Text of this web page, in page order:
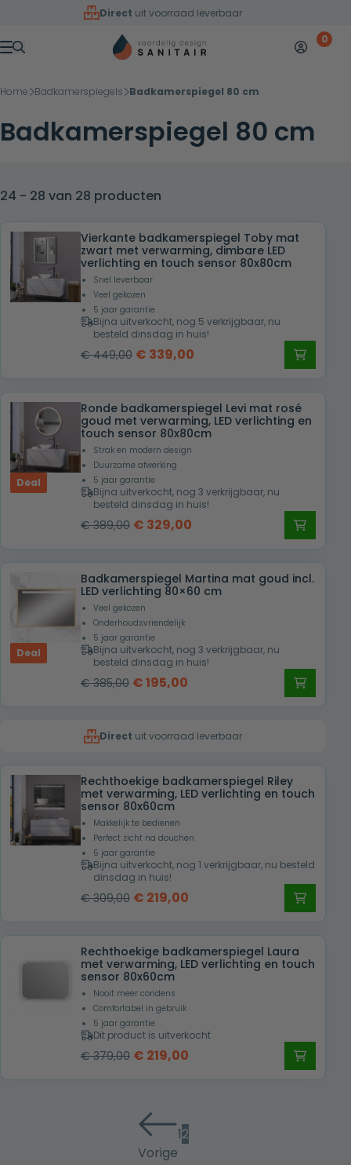
Overslaan naar inhoud
Direct uit voorraad leverbaar
Menu
Mijn 0
Home Badkamerspiegels Badkamerspiegel 80 cm
Badkamerspiegel 80 cm
24 - 28 van 28 producten
Vierkante badkamerspiegel Toby mat
zwart met verwarming, dimbare LED
verlichting en touch sensor 80x80cm
Snel leverbaar
Veel gekozen
5 jaar garantie
Bijna uitverkocht, nog 5 verkrijgbaar, nu
besteld dinsdag in huis!
€449,00 Oorspronkelijke
was:
€ 449,00.
€ 339,00
is:
€ 339,00.
Ronde badkamerspiegel Levi mat rosé
goud met verwarming, LED verlichting en
touch sensor 80x80cm
Strak en modern design
Duurzame afwerking
5 jaar garantie
Bijna uitverkocht, nog 3 verkrijgbaar, nu
besteld dinsdag in huis!
€389,00 Oorspronkelijke
was:
€ 389,00.
€ 329,00
is:
€ 329,00.
Deal
Badkamerspiegel Martina mat goud incl.
LED verlichting 80×60 cm
Veel gekozen
Onderhoudsvriendelijk
5 jaar garantie
Bijna uitverkocht, nog 3 verkrijgbaar, nu
besteld dinsdag in huis!
€385,00 Oorspronkelijke
€ 385,00.
€195,00
€ 195,00.
Deal
Direct uit voorraad leverbaar
Rechthoekige badkamerspiegel Riley
met verwarming, LED verlichting en touch
sensor 80x60cm
Makkelijk te bedienen
Perfect zicht na douchen
5 jaar garantie
Bijna uitverkocht, nog 1 verkrijgbaar, nu besteld
dinsdag in huis!
€309,00 Oorspronkelijke
was:
€ 309,00.
€ 219,00
is:
€ 219,00.
Rechthoekige badkamerspiegel Laura
met verwarming, LED verlichting en touch
sensor 80x60cm
Nooit meer condens
Comfortabel in gebruik
5 jaar garantie
Dit product is uitverkocht
€379,00 Oorspronkelijke
€ 379,00.
€ 219,00
Vorige
12